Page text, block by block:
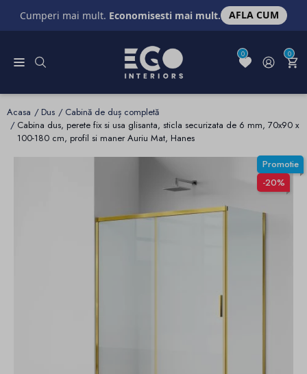
Cumperi mai mult. Economisesti mai mult. AFLA CUM
0 0
Acasa Dus
Cabină de duș completă
Cabina dus, perete fix si usa glisanta, sticla securizata de 6 mm, 70x90 x
100-180 cm, profil si maner Auriu Mat, Hanes
Promotie
-20%